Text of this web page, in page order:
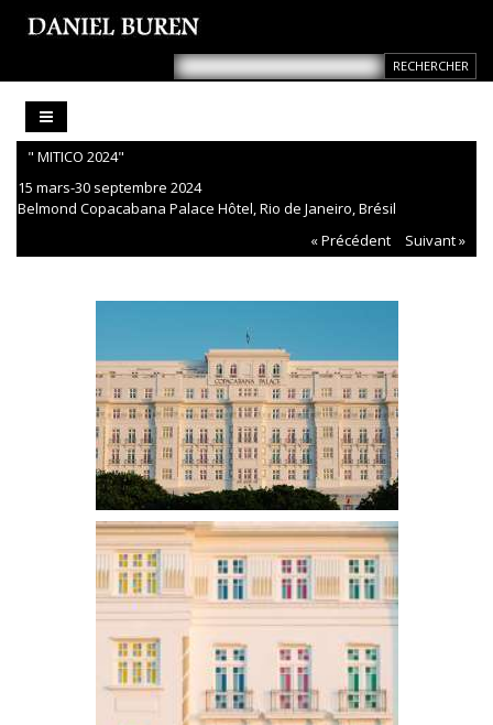
" MITICO 2024"
15 mars-30 septembre 2024
Belmond Copacabana Palace Hôtel, Rio de Janeiro, Brésil
« Précédent
Suivant »